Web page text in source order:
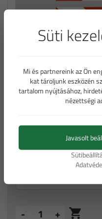
Iránytábla
típusú fóliával
- +
Süti
Mi és partnereink az Ön
kat tároljunk eszközén
tartalom nyújtásához,
nézettségi
Javasolt